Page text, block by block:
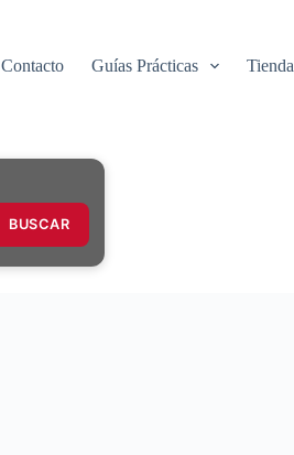
Contacto Guías Prácticas Tienda
BUSCAR